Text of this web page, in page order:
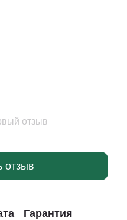
отзыв
отзыв
Гарантия